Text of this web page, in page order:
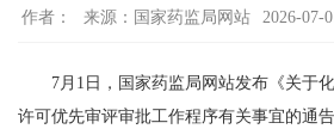
作者： 来源：国家药监局网站 2026-07-
7月1日，国家药监局网站发布《关于化
许可优先审评审批工作程序有关事宜的通告